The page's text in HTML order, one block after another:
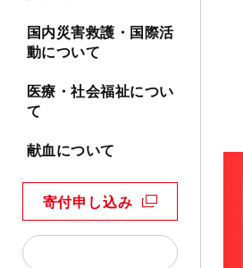
国内災害救護・国際活
動について
医療・社会福祉につい
て
献血について
寄付申し込み